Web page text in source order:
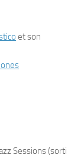
et son
Sessions(sorti